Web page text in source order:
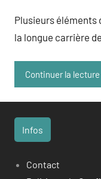
Plusieurs éléments
la longue carrière
Continuer la lecture
Infos
Contact